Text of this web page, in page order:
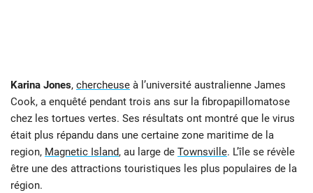
Karina Jones, chercheuse à l’université australienne James
Cook, a enquêté pendant trois ans sur la fibropapillomatose
chez les tortues vertes. Ses résultats ont montré que le virus
était plus répandu dans une certaine zone maritime de la
region, Magnetic Island, au large de Townsville. L’île se révèle
être une des attractions touristiques les plus populaires de la
région.